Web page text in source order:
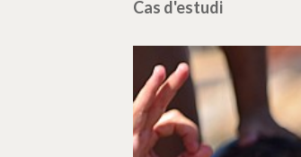
Cas d'estudi